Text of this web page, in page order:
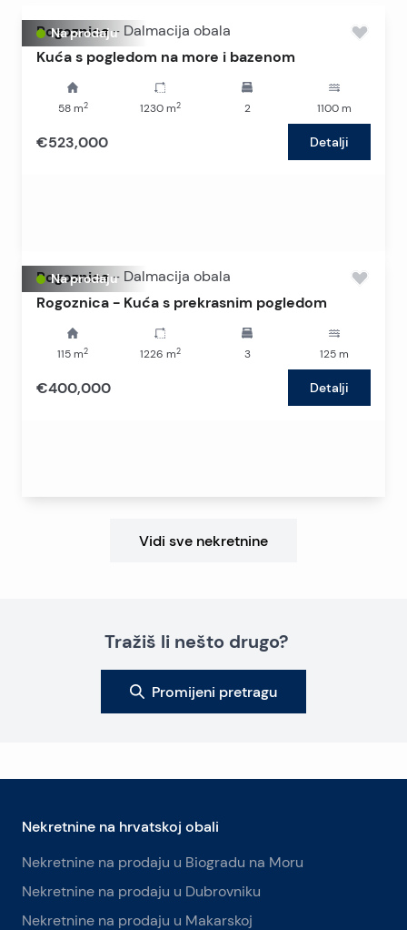
Na prodaju
Rogoznica - Dalmacija obala
Kuća s pogledom na more i bazenom
58m2 1230m2 2 1100 m
€523,000 Detalji
Na prodaju
Rogoznica - Dalmacija obala
Rogoznica - Kuća s prekrasnim pogledom
115 m2 1226 m2 3 125 m
€400,000 Detalji
Vidi sve nekretnine
Tražiš li nešto drugo?
Promijeni pretragu
Nekretnine na hrvatskoj obali
Nekretnine na prodaju u Biogradu na Moru
Nekretnine na prodaju u Dubrovniku
Nekretnine na prodaju u Makarskoj